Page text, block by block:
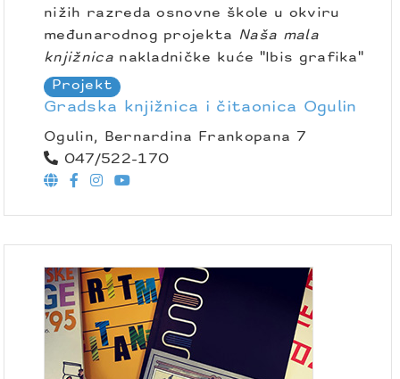
nižih razreda osnovne škole u okviru
međunarodnog projekta
Naša mala
knjižnicanakladničke kuće "Ibis grafika"
Projekt
Gradska knjižnica i čitaonica Ogulin
Ogulin, Bernardina Frankopana 7
047/522-170